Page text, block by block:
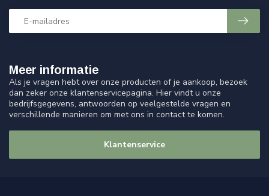
Meer informatie
Als je vragen hebt over onze producten of je aankoop, bezoek
dan zeker onze klantenservicepagina. Hier vindt u onze
bedrijfsgegevens, antwoorden op veelgestelde vragen en
verschillende manieren om met ons in contact te komen.
Klantenservice